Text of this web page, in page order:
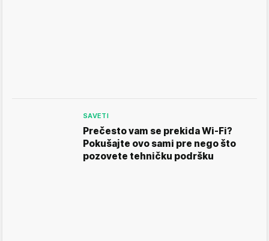
SAVETI
Prečesto vam se prekida Wi-Fi?
Pokušajte ovo sami pre nego što
pozovete tehničku podršku